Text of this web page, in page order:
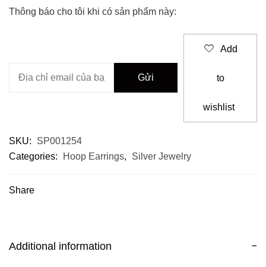
Thông báo cho tôi khi có sản phẩm này:
Add
to
wishlist
SKU:
SP001254
Categories:
Hoop Earrings, Silver Jewelry
Share
Additional information